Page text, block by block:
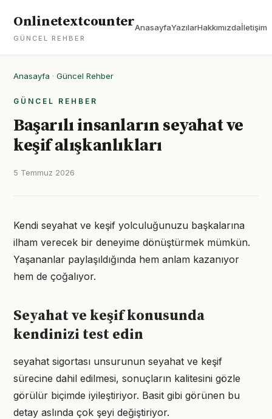
Onlinetextcounter
GÜNCEL REHBER
AnasayfaYazılarHakkımızdaİletişim
Anasayfa · Güncel Rehber
GÜNCEL REHBER
Başarılı insanların seyahat ve
keşif alışkanlıkları
5 Temmuz 2026
Kendi seyahat ve keşif yolculuğunuzu başkalarına
ilham verecek bir deneyime dönüştürmek mümkün.
Yaşananlar paylaşıldığında hem anlam kazanıyor
hem de çoğalıyor.
Seyahat ve keşif konusunda
kendinizi test edin
seyahat sigortası unsurunun seyahat ve keşif
sürecine dahil edilmesi, sonuçların kalitesini gözle
görülür biçimde iyileştiriyor. Basit gibi görünen bu
detay aslında çok şeyi değiştiriyor.